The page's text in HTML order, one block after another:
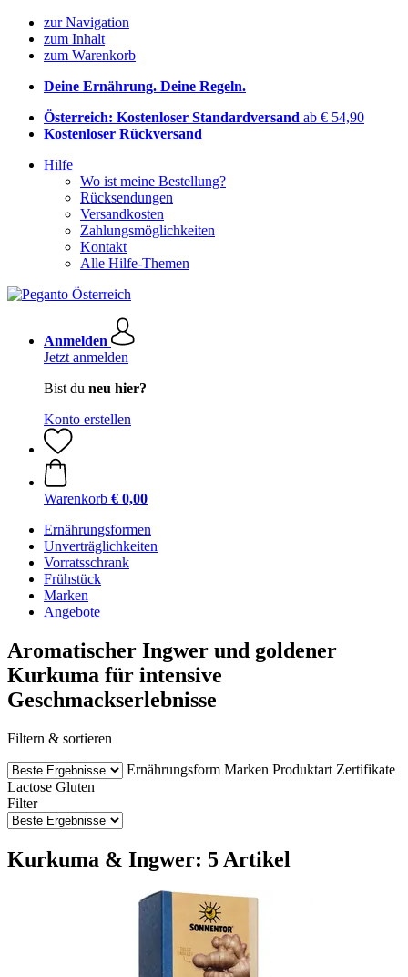
zur Navigation
zum Inhalt
zum Warenkorb
Deine Ernährung. Deine Regeln.
Österreich: Kostenloser Standardversand ab € 54,90
Kostenloser Rückversand
Hilfe
Wo ist meine Bestellung?
Rücksendungen
Versandkosten
Zahlungsmöglichkeiten
Kontakt
Alle Hilfe-Themen
Anmelden
Jetzt anmelden
Bist du neu hier?
Konto erstellen
Warenkorb € 0,00
Ernährungsformen
Unverträglichkeiten
Vorratsschrank
Frühstück
Marken
Angebote
Aromatischer Ingwer und goldener
Kurkuma für intensive
Geschmackserlebnisse
Filtern & sortieren
Ernährungsform Marken Produktart Zertifikate
Lactose Gluten
Filter
Kurkuma & Ingwer: 5 Artikel